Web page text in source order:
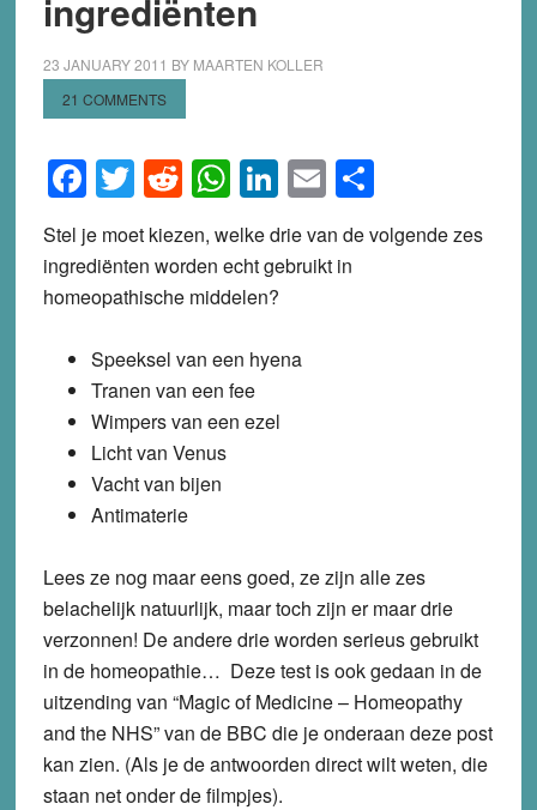
ingrediënten
23 JANUARY 2011 BY MAARTEN KOLLER
21 COMMENTS
Facebook
Twitter
Reddit
WhatsApp
LinkedIn
EmailShare
Stel je moet kiezen, welke drie van de volgende zes
ingrediënten worden echt gebruikt in
homeopathische middelen?
Speeksel van een hyena
Tranen van een fee
Wimpers van een ezel
Licht van Venus
Vacht van bijen
Antimaterie
Lees ze nog maar eens goed, ze zijn alle zes
belachelijk natuurlijk, maar toch zijn er maar drie
verzonnen! De andere drie worden serieus gebruikt
in de homeopathie… Deze test is ook gedaan in de
uitzending van “Magic of Medicine – Homeopathy
and the NHS” van de BBC die je onderaan deze post
kan zien. (Als je de antwoorden direct wilt weten, die
staan net onder de filmpjes).